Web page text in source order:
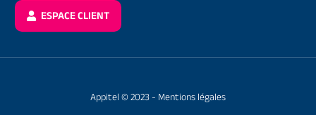
ESPACE CLIENT
Appitel © 2023 - Mentions légales